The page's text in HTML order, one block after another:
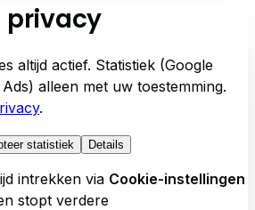
privacy
altijd actief. Statistiek (Google
alleen met uw toestemming.
.
statistiek Details
intrekken via Cookie-instellingen
stopt verdere